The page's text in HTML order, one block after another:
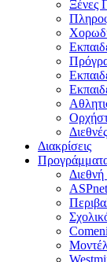
Ξένες
Διακρίσεις